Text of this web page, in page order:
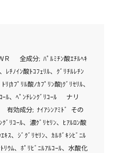
全成分; ﾊﾟﾙﾐﾁﾝ酸ｴﾁﾙﾍｷ
ﾚﾁﾉｲﾝ酸ﾄｺﾌｪﾘﾙ､ ｸﾞﾘﾁﾙﾚﾁﾝ
ﾘ(ｶﾌﾟﾘﾙ酸/ｶﾌﾟﾘﾝ酸)ｸﾞﾘｾﾘﾙ､
ﾛｰﾙ､ ﾍﾟﾝﾁﾚﾝｸﾞﾘｺｰﾙ ナリ
効成分; ﾅｲｱｼﾝｱﾐﾄﾞ その
ｸﾞﾘｺｰﾙ､ 濃ｸﾞﾘｾﾘﾝ､ ﾋｱﾙﾛﾝ酸
ｷｽ､ ｼﾞｸﾞﾘｾﾘﾝ､ ｶﾙﾎﾞｷｼﾋﾞﾆﾙ
ﾘｳﾑ､ ﾎﾟﾘﾋﾞﾆﾙｱﾙｺｰﾙ､ 水酸化